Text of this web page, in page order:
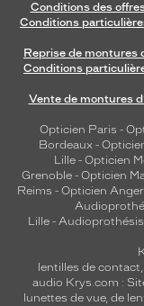
Conditions des
Conditions
Reprise de montures
Conditions
Vente de montures
Opticien Paris -
Bordeaux-
Lille - Opticien
Grenoble - Opticien
Reims - Opticien
Lille-
lentilles de contact,
audio Krys.com :
lunettes de vue, de